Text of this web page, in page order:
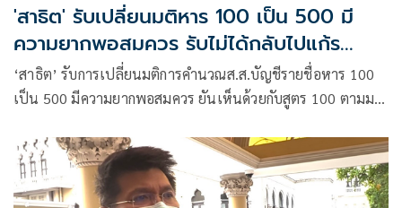
'สาธิต' รับเปลี่ยนมติหาร 100 เป็น 500 มี
ความยากพอสมควร รับไม่ได้กลับไปแก้ร
ธน.บัตรใบเดียว
‘สาธิต’ รับการเปลี่ยนมติการคำนวณส.ส.บัญชีรายชื่อหาร 100
เป็น 500 มีความยากพอสมควร ยันเห็นด้วยกับสูตร 100 ตามมติ
ประเทศ